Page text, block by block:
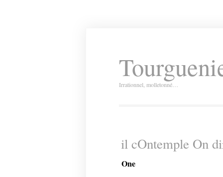
Irrationnel, molletonné…
il cOntemple On
One